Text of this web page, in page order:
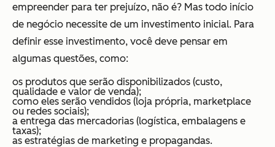
empreender para ter prejuízo, não é? Mas todo início
de negócio necessite de um investimento inicial. Para
definir esse investimento, você deve pensar em
algumas questões, como:
os produtos que serão disponibilizados (custo,
qualidade e valor de venda);
como eles serão vendidos (loja própria, marketplace
ou redes sociais);
a entrega das mercadorias (logística, embalagens e
taxas);
as estratégias de marketing e propagandas.